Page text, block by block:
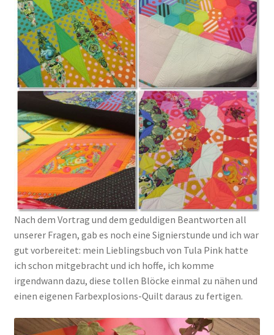
Nach dem Vortrag und dem geduldigen Beantworten all
unserer Fragen, gab es noch eine Signierstunde und ich war
gut vorbereitet: mein Lieblingsbuch von Tula Pink hatte
ich schon mitgebracht und ich hoffe, ich komme
irgendwann dazu, diese tollen Blöcke einmal zu nähen und
einen eigenen Farbexplosions-Quilt daraus zu fertigen.